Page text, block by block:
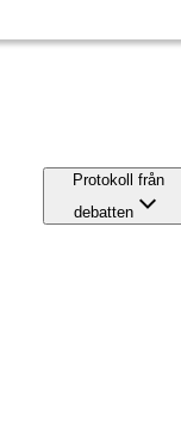
Protokoll från
debatten